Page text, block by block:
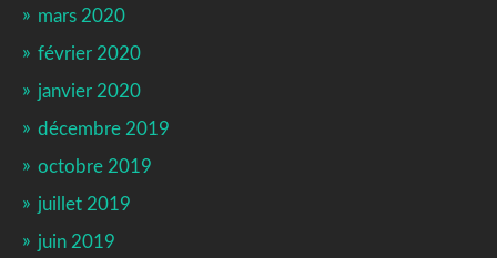
mars 2020
février 2020
janvier 2020
décembre 2019
octobre 2019
juillet 2019
juin 2019